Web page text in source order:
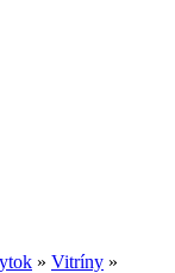
» Vitríny »